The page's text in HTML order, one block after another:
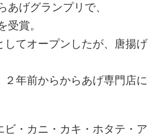
あげグランプリで、
受賞。
してオープンしたが、唐揚げ
２年前からからあげ専門店に
ビ・カニ・カキ・ホタテ・ア